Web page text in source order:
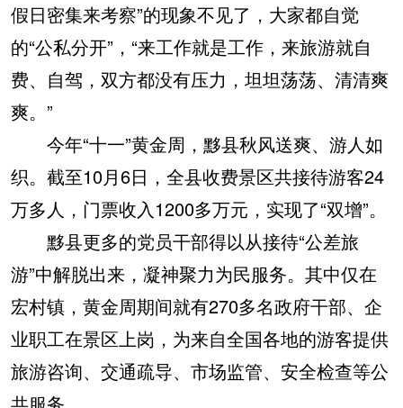
假日密集来考察”的现象不见了，大家都自觉
的“公私分开”，“来工作就是工作，来旅游就自
费、自驾，双方都没有压力，坦坦荡荡、清清爽
爽。”
今年“十一”黄金周，黟县秋风送爽、游人如
织。截至10月6日，全县收费景区共接待游客24
万多人，门票收入1200多万元，实现了“双增”。
黟县更多的党员干部得以从接待“公差旅
游”中解脱出来，凝神聚力为民服务。其中仅在
宏村镇，黄金周期间就有270多名政府干部、企
业职工在景区上岗，为来自全国各地的游客提供
旅游咨询、交通疏导、市场监管、安全检查等公